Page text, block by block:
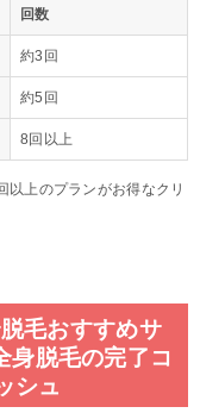
回数
約3回
約5回
8回以上
以上のプランがお得なクリ
毛おすすめサ
身脱毛の完了コ
シュ